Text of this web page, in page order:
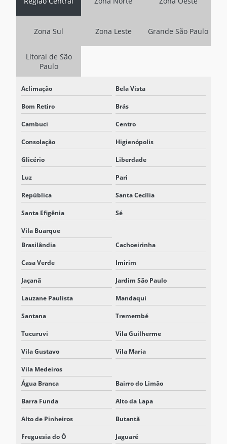
CONTRATAR SISTEMA BESS
BESS
EMPRESA DE SISTEMA BESS
FABRICANTE DE SISTEMA BESS
FORNECEDOR DE BATERIA ESTACIONARIA
FORNECEDOR DE SISTEMA BESS
INVERSOR 125VCC
INVERSOR 125VCC PARA 220VCA
NOBREAK INDUSTRIAL
NOBREAK INDUSTRIAL PREÇO
NOBREAK MODULAR
NOBREAK MODULAR TRIFÁSICO
NOBREAK PREÇO
NOBREAK PROFISSIONAL
NOBREAK TRIFÁSICO
NOBREAK TRIFÁSICO 220V
NOBREAK TRIFÁSICO 380V
NOBREAK UPS
NOBREAK VALOR
NOBREAKS
PROJETO DE SISTEMAS BESS
Zona Sul Zona Leste Grande São Paulo
Litoral de São
Paulo
Aclimação Bela Vista
Bom Retiro Brás
Cambuci Centro
Consolação Higienópolis
Glicério Liberdade
Luz Pari
República Santa Cecília
Santa Efigênia Sé
Vila Buarque
Brasilândia
Cachoeirinha
Casa Verde Imirim
Jaçanã Jardim São Paulo
Lauzane Paulista Mandaqui
Santana Tremembé
Tucuruvi Vila Guilherme
Vila Gustavo Vila Maria
Vila Medeiros
Água Branca
Bairro do Limão
Barra Funda Alto da Lapa
Alto de Pinheiros Butantã
Freguesia do Ó Jaguaré